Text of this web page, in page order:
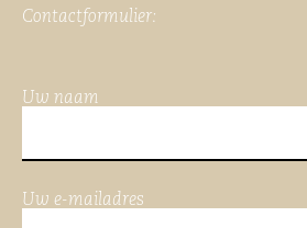
Contactformulier:
Uw naam
Uw e-mailadres